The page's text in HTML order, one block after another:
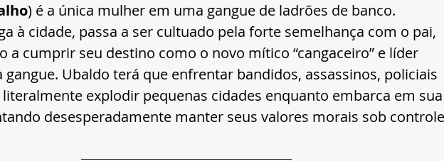
) é a única mulher em uma gangue de ladrões de banco.
à cidade, passa a ser cultuado pela forte semelhança com o pai,
a cumprir seu destino como o novo mítico “cangaceiro” e líder
gangue. Ubaldo terá que enfrentar bandidos, assassinos, policiais
explodir pequenas cidades enquanto embarca em
desesperadamente manter seus valores morais sob